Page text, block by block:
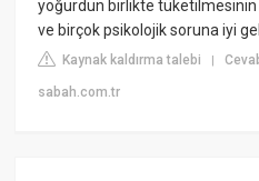
yoğurdun birlikte tüketilmesinin
ve birçok psikolojik soruna iyi
Kaynak kaldırma talebi |
sabah.com.tr